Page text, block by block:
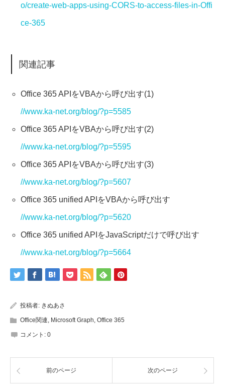
o/create-web-apps-using-CORS-to-access-files-in-Offi
ce-365
関連記事
Office 365 APIをVBAから呼び出す(1)
//www.ka-net.org/blog/?p=5585
Office 365 APIをVBAから呼び出す(2)
//www.ka-net.org/blog/?p=5595
Office 365 APIをVBAから呼び出す(3)
//www.ka-net.org/blog/?p=5607
Office 365 unified APIをVBAから呼び出す
//www.ka-net.org/blog/?p=5620
Office 365 unified APIをJavaScriptだけで呼び出す
//www.ka-net.org/blog/?p=5664
投稿者: きぬあさ
Office関連 Microsoft Graph Office 365
コメント: 0
前のページ 次のページ